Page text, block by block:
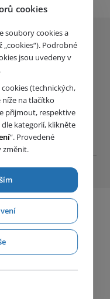
novinek (1x
cookies
soubory cookies a
Podrobné
jsou uvedeny v
.
(technických,
na tlačítko
přijmout, respektive
kategorií, klikněte
“. Provedené
změnit.